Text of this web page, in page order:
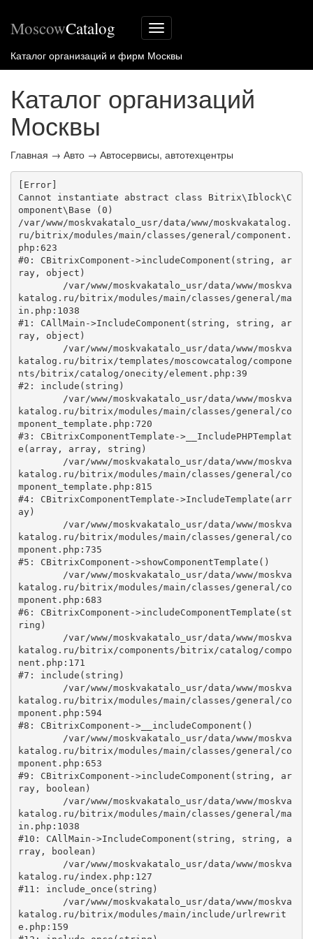
Меню
сайта
MoscowCatalog
Каталог организаций и фирм Москвы
Каталог организаций
Москвы
Главная → Авто → Автосервисы, автотехцентры
[Error]
Cannot instantiate abstract class Bitrix\Iblock\C
omponent\Base (0)
/var/www/moskvakatalo_usr/data/www/moskvakatalog.
ru/bitrix/modules/main/classes/general/component.
php:623
#0: CBitrixComponent->includeComponent(string, ar
ray, object)
katalog.ru/bitrix/modules/main/classes/general/ma
in.php:1038
#1: CAllMain->IncludeComponent(string, string, ar
ray, object)
katalog.ru/bitrix/templates/moscowcatalog/compone
nts/bitrix/catalog/onecity/element.php:39
#2: include(string)
katalog.ru/bitrix/modules/main/classes/general/co
mponent_template.php:720
#3: CBitrixComponentTemplate->__IncludePHPTemplat
e(array, array, string)
katalog.ru/bitrix/modules/main/classes/general/co
mponent_template.php:815
#4: CBitrixComponentTemplate->IncludeTemplate(arr
ay)
katalog.ru/bitrix/modules/main/classes/general/co
mponent.php:735
#5: CBitrixComponent->showComponentTemplate()
katalog.ru/bitrix/modules/main/classes/general/co
mponent.php:683
#6: CBitrixComponent->includeComponentTemplate(st
ring)
katalog.ru/bitrix/components/bitrix/catalog/compo
nent.php:171
#7: include(string)
katalog.ru/bitrix/modules/main/classes/general/co
mponent.php:594
#8: CBitrixComponent->__includeComponent()
katalog.ru/bitrix/modules/main/classes/general/co
mponent.php:653
#9: CBitrixComponent->includeComponent(string, ar
ray, boolean)
katalog.ru/bitrix/modules/main/classes/general/ma
in.php:1038
#10: CAllMain->IncludeComponent(string, string, a
rray, boolean)
katalog.ru/index.php:127
#11: include_once(string)
katalog.ru/bitrix/modules/main/include/urlrewrit
e.php:159